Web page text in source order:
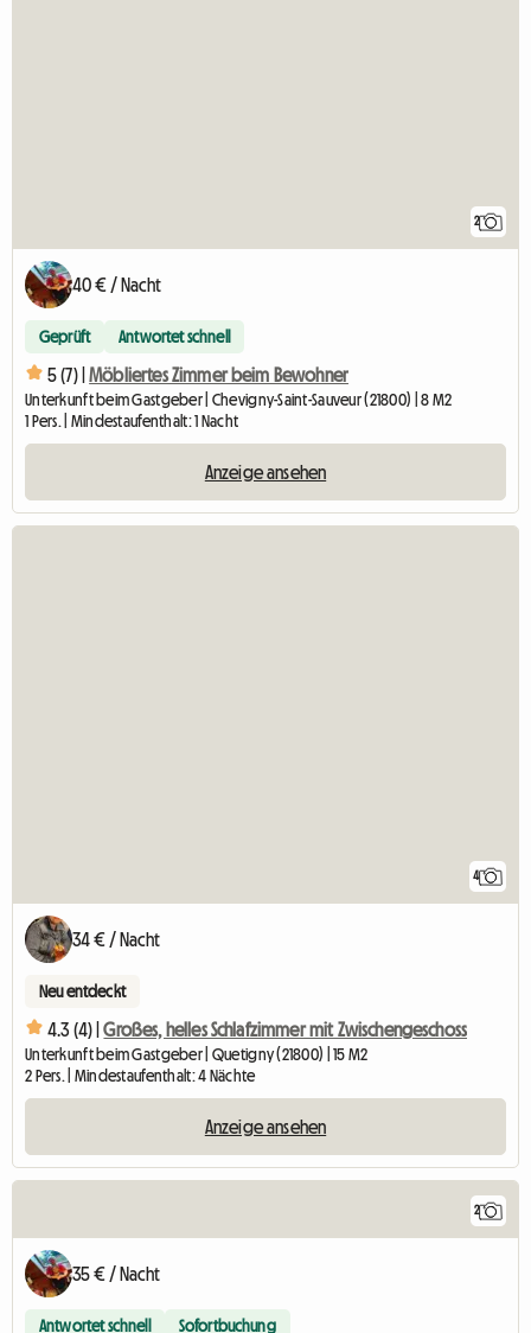
2
40 € / Nacht
Geprüft Antwortet schnell
5 (7) | Möbliertes Zimmer beim Bewohner
Unterkunft beim Gastgeber | Chevigny-Saint-Sauveur (21800) | 8 M2
1 Pers. | Mindestaufenthalt: 1 Nacht
Anzeige ansehen
4
34 € / Nacht
Neu entdeckt
4.3 (4) | Großes, helles Schlafzimmer mit Zwischengeschoss
Unterkunft beim Gastgeber | Quetigny (21800) | 15 M2
2 Pers. | Mindestaufenthalt: 4 Nächte
Anzeige ansehen
2
35 € / Nacht
Antwortet schnell Sofortbuchung